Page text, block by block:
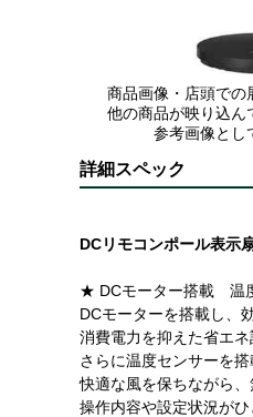
商品画像・店頭での
他の商品が映り込ん
参考画像とし
詳細スペック
DCリモコンポール表示
★ DCモーター搭載 温
DCモーターを搭載し、
消費電力を抑えた省エ
さらに温度センサーを
快適な風を保ちながら、
操作内容や設定状況が